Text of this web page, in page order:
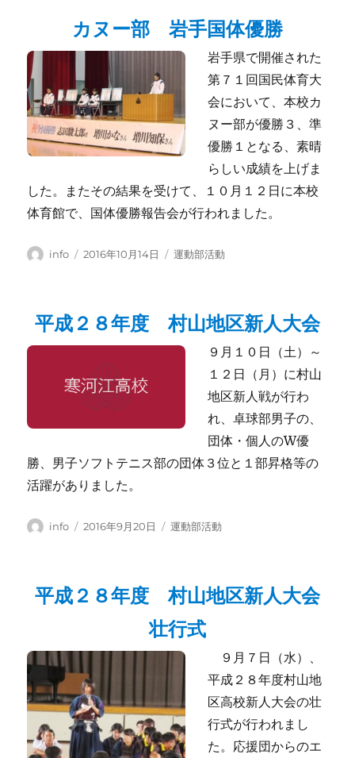
ー
カヌー部 岩手国体優勝
岩手県で開催された
第７１回国民体育大
会において、本校カ
ヌー部が優勝３、準
優勝１となる、素晴
らしい成績を上げま
した。またその結果を受けて、１０月１２日に本校
体育館で、国体優勝報告会が行われました。
投
info
投
2016年10月14日
カ
ー
運動部活動
平成２８年度 村山地区新人大会
９月１０日（土）～
１２日（月）に村山
地区新人戦が行わ
れ、卓球部男子の、
団体・個人のW優
勝、男子ソフトテニス部の団体３位と１部昇格等の
活躍がありました。
投
info
投
2016年9月20日
カ
ー
運動部活動
平成２８年度 村山地区新人大会
壮行式
９月７日（水）、
平成２８年度村山地
区高校新人大会の壮
行式が行われまし
た。応援団からのエ